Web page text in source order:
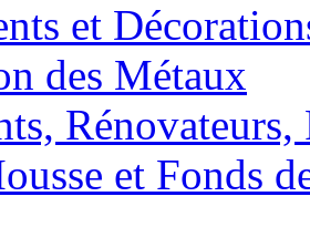
et
des Métaux
Rénovateurs,
et Fonds